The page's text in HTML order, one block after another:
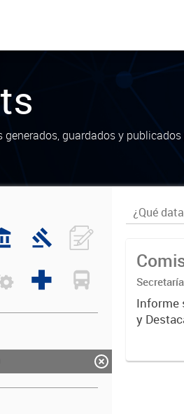
guardados y publicados
Informe
y